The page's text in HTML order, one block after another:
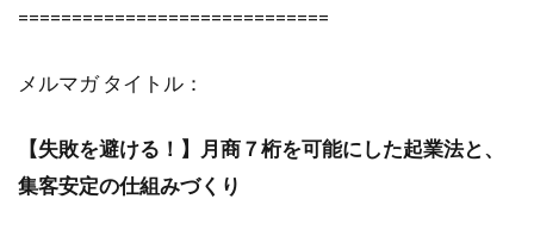
=============================
メルマガ タイトル：
【失敗を避ける！】月商７桁を可能にした起業法と、
集客安定の仕組みづくり